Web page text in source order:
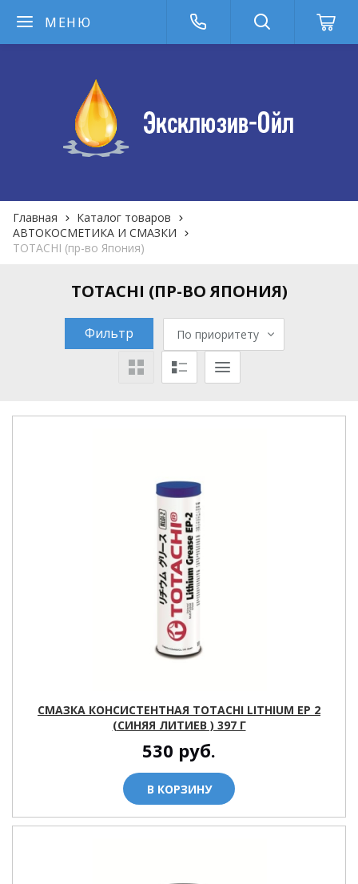
МЕНЮ
Главная
Каталог товаров
АВТОКОСМЕТИКА И СМАЗКИ
TOTACHI (пр-во Япония)
TOTACHI (ПР-ВО ЯПОНИЯ)
Фильтр По приоритету
СМАЗКА КОНСИСТЕНТНАЯ TOTACHI LITHIUM EP 2
(СИНЯЯ ЛИТИЕВ ) 397 Г
530 руб.
В КОРЗИНУ